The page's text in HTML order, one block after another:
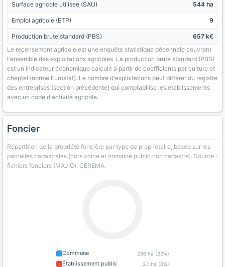
Surface agricole utilisee (SAU) 544 ha
Emploi agricole (ETP) 9
Production brute standard (PBS)
657 k€
Le recensement agricole est une enquête statistique décennale couvrant
l'ensemble des exploitations agricoles. La production brute standard (PBS)
est un indicateur économique calculé à partir de coefficients par culture et
cheptel (norme Eurostat). Le nombre d'exploitations peut différer du registre
des entreprises (section précédente) qui comptabilise les établissements
avec un code d'activité agricole.
Foncier
Répartition de la propriété foncière par type de proprietaire, basee sur les
parcelles cadastrales (hors voirie et domaine public non cadastre). Source :
fichiers fonciers (MAJIC), CEREMA.
Commune 236 ha (22%)
Établissement public 3.1 ha (0%)